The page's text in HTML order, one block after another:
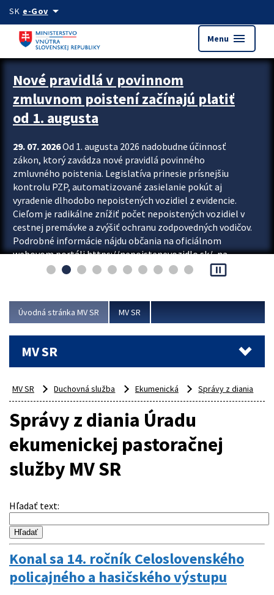
Preskocit na hlavný obsah
SK e-Govarrow_drop_down
Menu menu
Zastavit automatický posun upútavok
Nové pravidlá v povinnom
zmluvnom poistení začínajú platiť
od 1. augusta
29. 07. 2026Od 1. augusta 2026 nadobudne účinnosť
zákon, ktorý zavádza nové pravidlá povinného
zmluvného poistenia. Legislatíva prinesie prísnejšiu
kontrolu PZP, automatizované zasielanie pokút aj
vyradenie dlhodobo nepoistených vozidiel z evidencie.
Cieľom je radikálne znížiť počet nepoistených vozidiel v
cestnej premávke a zvýšiť ochranu zodpovedných vodičov.
Podrobné informácie nájdu občania na oficiálnom
webovom portáli https://nepoistenevozidlo.sk/, na
ktorom od augusta pribudne aj možnosť overiť si...
pause_presentation
Úvodná stránka MV SR MV SR
MV SR
MV SR Duchovná služba Ekumenická Správy z diania
Správy z diania Úradu
ekumenickej pastoračnej
služby MV SR
Hľadať text:
Konal sa 14. ročník Celoslovenského
policajného a hasičského výstupu